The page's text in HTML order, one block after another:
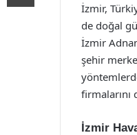
İzmir,
de doğal
İzmir
şehir
firmalarını
İzmir